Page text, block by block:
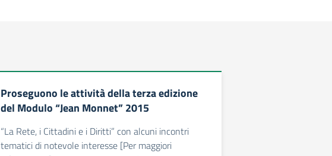
Proseguono le attività della terza edizione
del Modulo “Jean Monnet” 2015
“La Rete, i Cittadini e i Diritti” con alcuni incontri
tematici di notevole interesse [Per maggiori